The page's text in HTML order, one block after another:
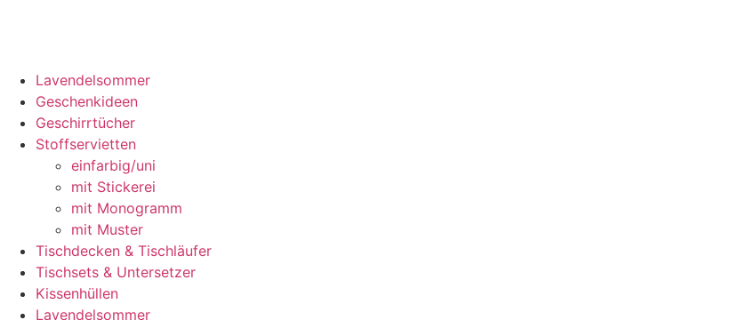
Lavendelsommer
Geschenkideen
Geschirrtücher
Stoffservietten
einfarbig/uni
mit Stickerei
mit Monogramm
mit Muster
Tischdecken & Tischläufer
Tischsets & Untersetzer
Kissenhüllen
Lavendelsommer